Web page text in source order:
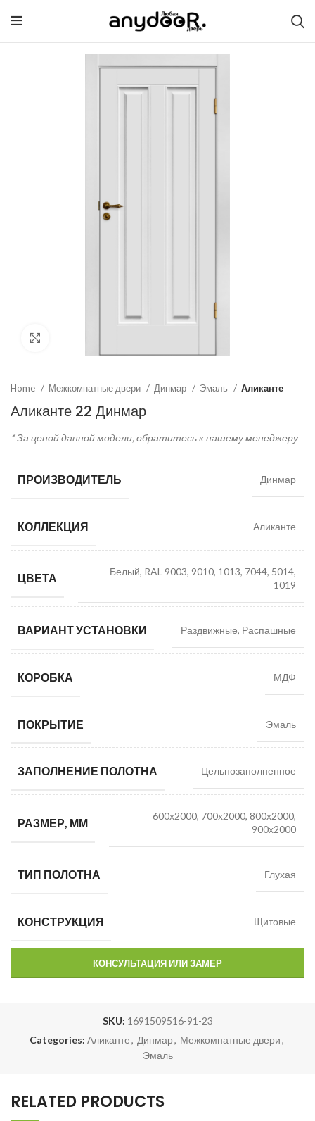
Home Межкомнатные двери Динмар Эмаль Аликанте
Аликанте 22 Динмар
* За ценой данной модели, обратитесь к нашему менеджеру
ПРОИЗВОДИТЕЛЬ Динмар
КОЛЛЕКЦИЯ Аликанте
ЦВЕТА
Белый, RAL 9003, 9010, 1013, 7044, 5014,
1019
ВАРИАНТ УСТАНОВКИ Раздвижные, Распашные
КОРОБКА МДФ
ПОКРЫТИЕ Эмаль
ЗАПОЛНЕНИЕ ПОЛОТНА Цельнозаполненное
РАЗМЕР, ММ
600х2000, 700х2000, 800х2000,
900х2000
ТИП ПОЛОТНА Глухая
КОНСТРУКЦИЯ Щитовые
КОНСУЛЬТАЦИЯ ИЛИ ЗАМЕР
SKU: 1691509516-91-23
Categories: Аликанте, Динмар, Межкомнатные двери,
Эмаль
RELATED PRODUCTS